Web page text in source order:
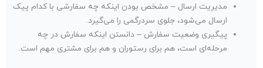
مدیریت ارسال – مشخص بودن اینکه چه سفارشی با کدام پیک
ارسال می‌شود، جلوی سردرگمی را می‌گیرد.
پیگیری وضعیت سفارش – دانستن اینکه سفارش در چه
مرحله‌ای است، هم برای رستوران و هم برای مشتری مهم است.